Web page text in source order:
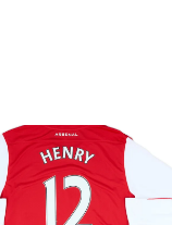
Arsenal Player Issue
L/S Shirt Henry #12
(XXL)